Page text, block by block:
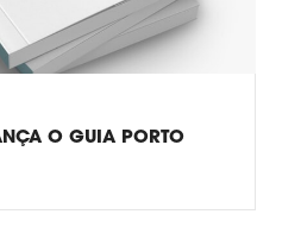
O GUIA PORTO